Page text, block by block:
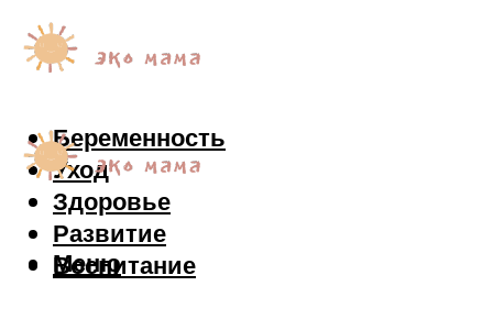
Беременность
Уход
Здоровье
Развитие
Воспитание
Меню